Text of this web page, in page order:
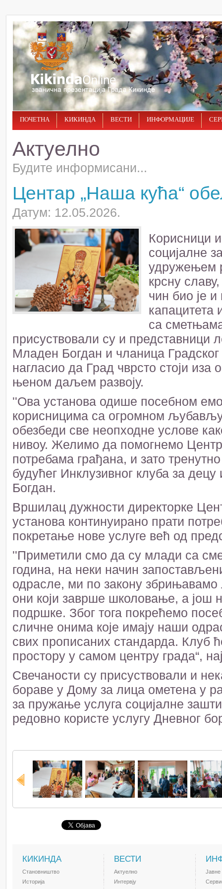
ПОЧЕТНА КИКИНДА ВЕСТИ ИНФОРМАЦИЈЕ
Актуелно
Будите информисани...
Центар „Наша кућа“
Датум: 12.05.2026.
Корисници
социјалне
удружењем
крсну
чин био је
са
присуствовали су и представници
Младен Богдан и чланица
нагласио да Град чврсто стоји
њеном даљем развоју.
''Ова установа одише посебном
корисницима са огромном
обезбеди све неопходне услове
нивоу. Желимо да помогнемо
потребама грађана, и зато
будућег Инклузивног клуба за
Богдан.
Вршилац дужности директорке
установа континуирано прати
покретање нове услуге већ од
''Приметили смо да су млади са
година, на неки начин
одрасле, ми по закону збрињавамо
они који заврше школовање, а још
подршке. Због тога покрећемо
сличне онима које имају наши
свих прописаних стандарда. Клуб
простору у самом центру града“,
Свечаности су присуствовали и
бораве у Дому за лица ометена у
за пружање услуга социјалне
редовно користе услугу Дневног
КИКИНДА
Становништво
Историја
ВЕСТИ
Актуелно
Интервју
Јавне